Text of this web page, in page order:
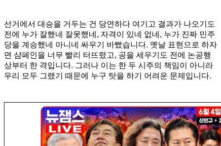
선거에서 대승을 거두는 건 당연하다 여기고 결과가 나오기도
전에 누가 잘했네 잘못했네, 자격이 있네 없네, 누가 진짜 민주
당을 계승했네 아니네 싸우기 바빴습니다. 옛날 표현으로 하자
면 샴페인을 너무 빨리 터뜨렸고, 공을 세우기도 전에 논공행
상부터 한 격입니다. 그러나 이는 한 두 시주의 책임이 아니라
우리 모두 그랬기 때문에 누구 탓을 하기 어려운 문제입니다.